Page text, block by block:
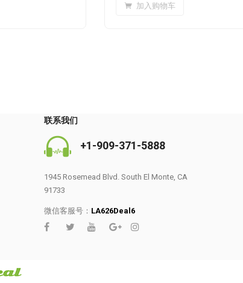
加入购物车
联系我们
+1-909-371-5888
1945 Rosemead Blvd. South El Monte, CA
91733
微信客服号： LA626Deal6